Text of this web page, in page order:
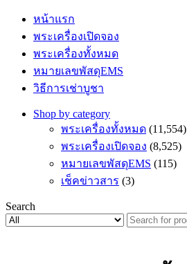
หน้าแรก
พระเครื่องเปิดจอง
พระเครื่องทั้งหมด
หมายเลขพัสดุEMS
วิธีการเช่าบูชา
Shop by category
พระเครื่องทั้งหมด (11,554)
พระเครื่องเปิดจอง (8,525)
หมายเลขพัสดุEMS (115)
เช็คข่าวสาร (3)
Search